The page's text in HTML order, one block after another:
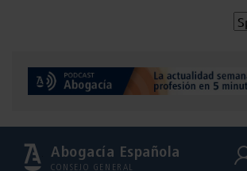
Abogacía Española
CONSEJO GENERAL